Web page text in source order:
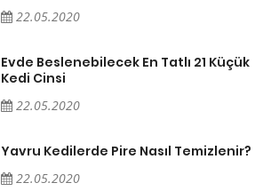
22.05.2020
Evde Beslenebilecek En Tatlı 21 Küçük
Kedi Cinsi
22.05.2020
Yavru Kedilerde Pire Nasıl Temizlenir?
22.05.2020